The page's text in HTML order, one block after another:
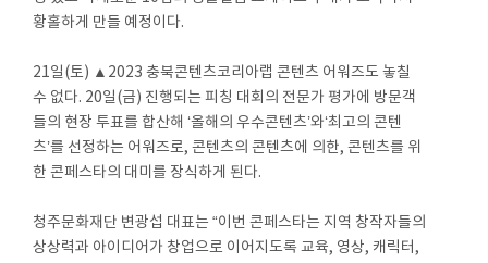
황홀하게 만들 예정이다.
21일(토) ▲2023 충북콘텐츠코리아랩 콘텐츠 어워즈도 놓칠
수 없다. 20일(금) 진행되는 피칭 대회의 전문가 평가에 방문객
들의 현장 투표를 합산해 ‘올해의 우수콘텐츠’와‘최고의 콘텐
츠’를 선정하는 어워즈로, 콘텐츠의 콘텐츠에 의한, 콘텐츠를 위
한 콘페스타의 대미를 장식하게 된다.
청주문화재단 변광섭 대표는 “이번 콘페스타는 지역 창작자들의
상상력과 아이디어가 창업으로 이어지도록 교육, 영상, 캐릭터,